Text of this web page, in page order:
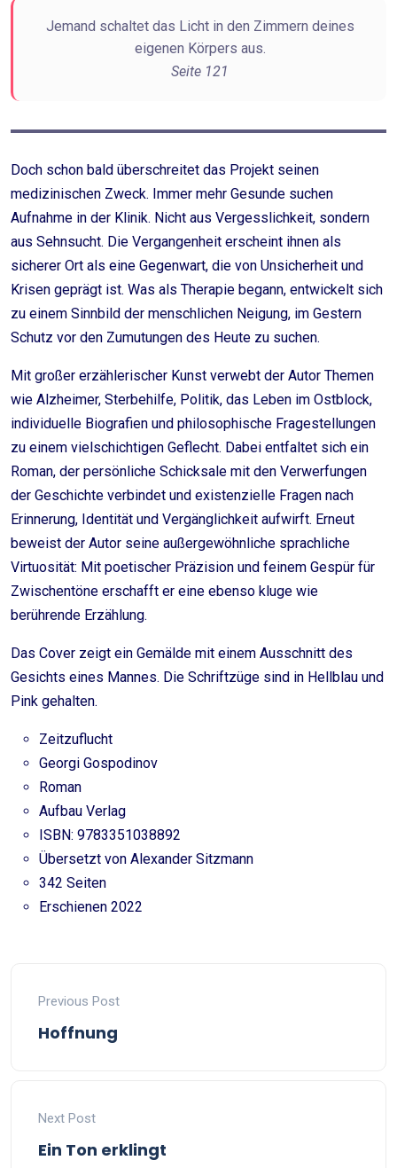
Jemand schaltet das Licht in den Zimmern deines
eigenen Körpers aus.
Seite 121
Doch schon bald überschreitet das Projekt seinen
medizinischen Zweck. Immer mehr Gesunde suchen
Aufnahme in der Klinik. Nicht aus Vergesslichkeit, sondern
aus Sehnsucht. Die Vergangenheit erscheint ihnen als
sicherer Ort als eine Gegenwart, die von Unsicherheit und
Krisen geprägt ist. Was als Therapie begann, entwickelt sich
zu einem Sinnbild der menschlichen Neigung, im Gestern
Schutz vor den Zumutungen des Heute zu suchen.
Mit großer erzählerischer Kunst verwebt der Autor Themen
wie Alzheimer, Sterbehilfe, Politik, das Leben im Ostblock,
individuelle Biografien und philosophische Fragestellungen
zu einem vielschichtigen Geflecht. Dabei entfaltet sich ein
Roman, der persönliche Schicksale mit den Verwerfungen
der Geschichte verbindet und existenzielle Fragen nach
Erinnerung, Identität und Vergänglichkeit aufwirft. Erneut
beweist der Autor seine außergewöhnliche sprachliche
Virtuosität: Mit poetischer Präzision und feinem Gespür für
Zwischentöne erschafft er eine ebenso kluge wie
berührende Erzählung.
Das Cover zeigt ein Gemälde mit einem Ausschnitt des
Gesichts eines Mannes. Die Schriftzüge sind in Hellblau und
Pink gehalten.
Zeitzuflucht
Georgi Gospodinov
Roman
Aufbau Verlag
ISBN: 9783351038892
Übersetzt von Alexander Sitzmann
342 Seiten
Erschienen 2022
Previous Post
Hoffnung
Next Post
Ein Ton erklingt